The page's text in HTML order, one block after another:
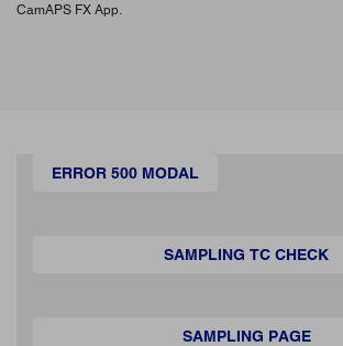
CamAPS FX App.
ERROR 500 MODAL
SAMPLING TC CHECK
SAMPLING PAGE